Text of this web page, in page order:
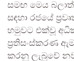
සමඟ මෙය
සඳහා රජයේ
හමුවට එක්වූ
ප්‍රතිසංස්කරණ
කරනු ලැබුවේ නව